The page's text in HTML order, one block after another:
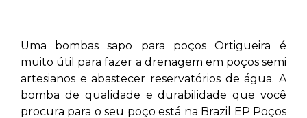
Uma bombas sapo para poços Ortigueira
é
muito útil para fazer a drenagem em poços semi
artesianos e abastecer reservatórios de água. A
bomba de qualidade e durabilidade que você
procura para o seu poço está na Brazil EP Poços